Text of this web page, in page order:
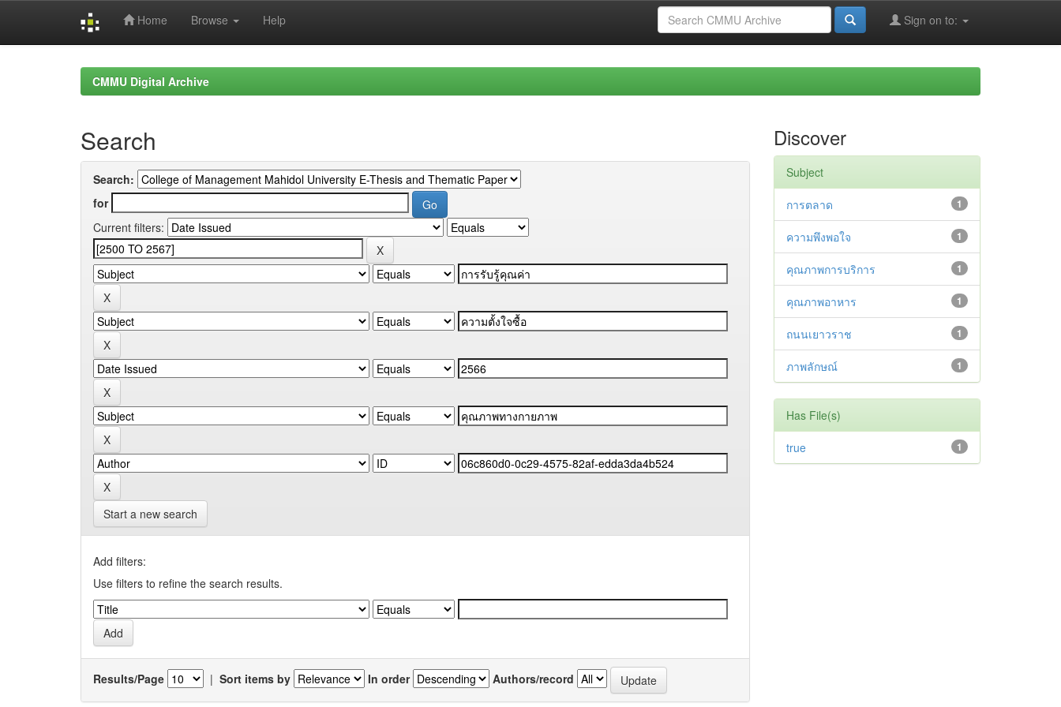
Home Browse Help Sign on to:
CMMU Digital Archive
Search
Search:
for
Current filters:
Start a new search
Add filters:
Use filters to refine the search results.
Results/Page | Sort items by In order Authors/record
Discover
Subject
1
การตลาด
1
ความพึงพอใจ
1
คุณภาพการบริการ
1
คุณภาพอาหาร
1
ถนนเยาวราช
1
ภาพลักษณ์
Has File(s)
1
true